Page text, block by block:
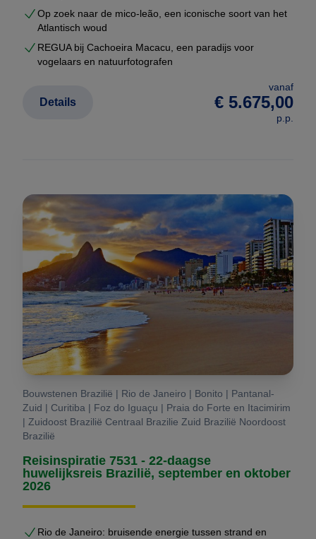
Op zoek naar de mico-leão, een iconische soort van het
Atlantisch woud
REGUA bij Cachoeira Macacu, een paradijs voor
vogelaars en natuurfotografen
vanaf
€ 5.675,00
p.p.
Details
Bouwstenen Brazilië | Rio de Janeiro | Bonito | Pantanal-
Zuid | Curitiba | Foz do Iguaçu | Praia do Forte en Itacimirim
| Zuidoost Brazilië Centraal Brazilie Zuid Brazilië Noordoost
Brazilië
Reisinspiratie 7531 - 22-daagse
huwelijksreis Brazilië, september en oktober
2026
Rio de Janeiro: bruisende energie tussen strand en